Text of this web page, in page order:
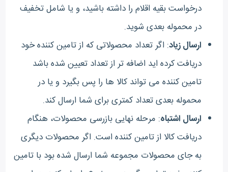
درخواست بقیه اقلام را داشته باشید، و یا شامل تخفیف
در محموله بعدی شوید.
ارسال زیاد: اگر تعداد محصولاتی که از تامین کننده خود
دریافت کرده اید اضافه تر از تعداد تعیین شده باشد
تامین کننده می تواند کالا ها را پس بگیرد و یا در
محموله بعدی تعداد کمتری برای شما ارسال کند.
ارسال اشتباه: مرحله نهایی بازرسی محصولات، هنگام
دریافت کالا از تامین کننده است. اگر محصولات دیگری
به جای محصولات مجموعه شما ارسال شده بود با تامین